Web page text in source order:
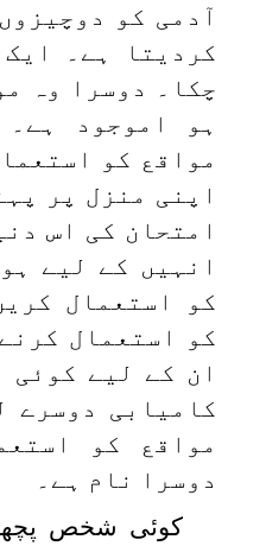
آدمی کو
کردیتا ہے۔
چکا۔ دوسرا وہ
ہو اموجود
مواقع کو
اپنی منزل پر
امتحان کی اس
انہیں کے لیے
کو استعمال
کو استعمال
ان کے لیے کوئی
کامیابی دوسرے
مواقع کو
دوسرا نام ہے۔
کوئی شخص